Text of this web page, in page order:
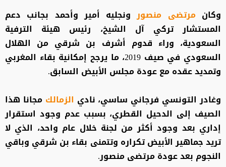
وكان مرتضى منصور ونجليه أمير وأحمد بجانب دعم
المستشار تركي آل الشيخ، رئيس هيئة الترفية
السعودية، وراء قدوم أشرف بن شرقي من الهلال
السعودي في صيف 2019، ما يرجح إمكانية بقاء المغربي
وتمديد عقده مع عودة مجلس الأبيض السابق.
وغادر التونسي فرجاني ساسي، نادي الزمالكمجانا هذا
الصيف إلى الدحيل القطري، بسبب عدم وجود استقرار
إداري بعد وجود أكثر من لجنة خلال عام واحد، الذي لا
تريد جماهير الأبيض تكراره وتتمنى بقاء بن شرقي وباقي
النجوم بعد عودة مرتضى منصور.